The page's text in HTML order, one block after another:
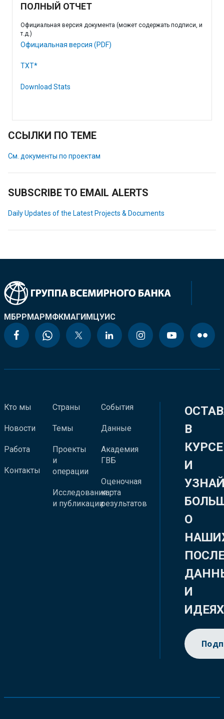
ПОЛНЫЙ ОТЧЕТ
Официальная версия документа (может содержать подписи, и
т.д.)
Официальная версия (PDF)
TXT*
Download Stats
ССЫЛКИ ПО ТЕМЕ
См. документы по проектам
SUBSCRIBE TO EMAIL ALERTS
Daily Updates of the Latest Projects & Documents
МБРРМАРМФКМАГИМЦУИС
Кто мы
Новости
Работа
Контакты
Страны
Темы
Проекты
и
операции
Исследования
и публикации
События
Данные
Академия
ГВБ
Оценочная
карта
результатов
В
КУРСЕ
И
О
И
ИДЕЯХ